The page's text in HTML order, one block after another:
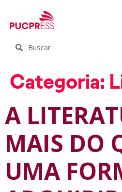
Categoria:
A
MAIS DO
UMA